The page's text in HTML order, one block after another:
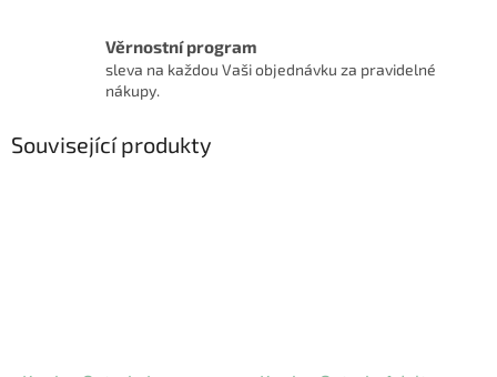
Věrnostní program
sleva na každou Vaši objednávku za pravidelné
nákupy.
Související produkty